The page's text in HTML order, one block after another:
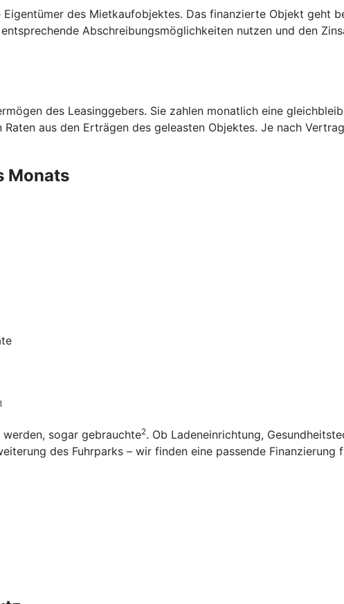
des Mietkaufobjektes. Das finanzierte Objekt geht
Abschreibungsmöglichkeiten nutzen und den
des Leasinggebers. Sie zahlen monatlich eine
aus den Erträgen des geleasten Objektes. Je nach
Monats
sogar gebrauchte2. Ob Ladeneinrichtung,
des Fuhrparks – wir finden eine passende Finanzierung